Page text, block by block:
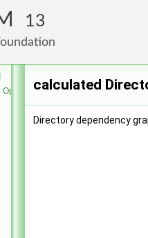
13
OpenFOAM Foundation
calculated
Directory dependency